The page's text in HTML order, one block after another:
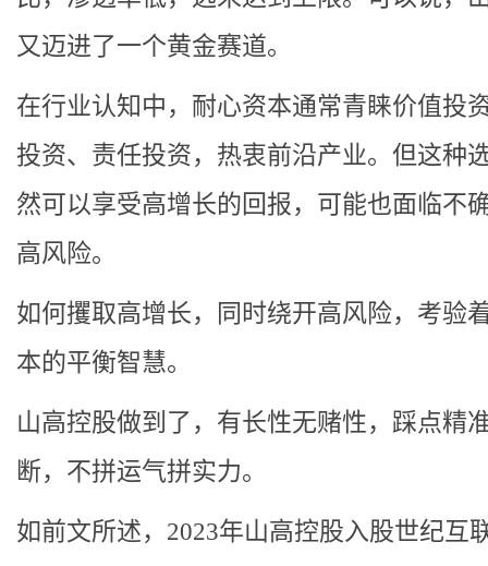
又迈进了一个黄金赛道。
在行业认知中，耐心资本通常青睐价值投
投资、责任投资，热衷前沿产业。但这种
然可以享受高增长的回报，可能也面临不
高风险。
如何攫取高增长，同时绕开高风险，考验
本的平衡智慧。
山高控股做到了，有长性无赌性，踩点精
断，不拼运气拼实力。
如前文所述，2023年山高控股入股世纪互